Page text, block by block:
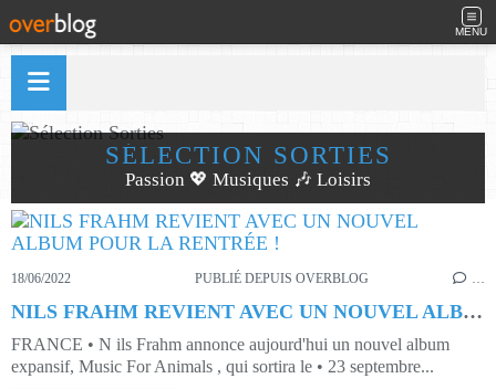
MENU
SÉLECTION SORTIES
Passion 💖 Musiques 🎶 Loisirs
18/06/2022 PUBLIÉ DEPUIS OVERBLOG …
NILS FRAHM REVIENT AVEC UN NOUVEL ALBUM POUR LA RENTRÉE !
FRANCE • N ils Frahm annonce aujourd'hui un nouvel album
expansif, Music For Animals , qui sortira le • 23 septembre...